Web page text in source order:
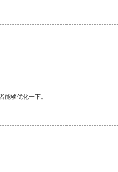
够优化一下。